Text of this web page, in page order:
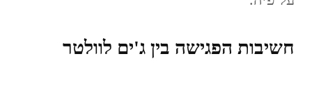
חשיבות הפגישה בין ג'ים לוולטר